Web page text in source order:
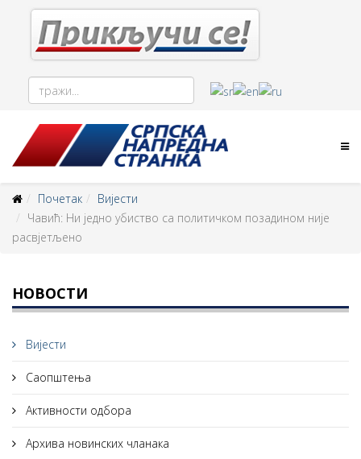
Почетак
Вијести
Чавић: Ни једно убиство са политичком позадином није
расвјетљено
НОВОСТИ
Вијести
Саопштења
Активности одбора
Архива новинских чланака